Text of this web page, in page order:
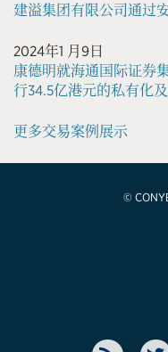
建溢集团有限公司通过
2024年1 月9日
康德明就海通国际证券
行34.5亿港元的私有化
更多交易案例展示
©